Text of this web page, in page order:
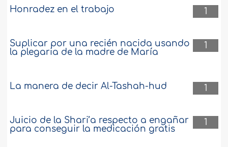
1
Honradez en el trabajo
1
Suplicar por una recién nacida usando
la plegaria de la madre de María
1
La manera de decir Al-Tashah-hud
1
Juicio de la Shari’a respecto a engañar
para conseguir la medicación gratis